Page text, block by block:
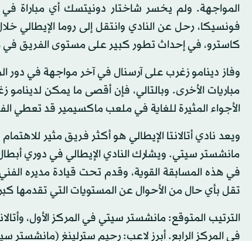
المواجهة. ولم يخسر شاختار دونيتسك أي مباراة في
فونسيكا، رحل عن النادي وانتقل إلى روما الإيطالي
كاسترو، في إحداث تطور كبير على مستوى الفريق في
وفاز دينامو زغرب على آرسنال في آخر مواجهة في دور
مباريات الأخرى. وبالتالي، فإن أقصى ما يمكن
الأجواء المثيرة للغاية في ملعب ماكسيمير قد تعطي
ويعد نادي أتالانتا الإيطالي هو أكثر فريق مثير
مانشستر سيتي. ويشارك النادي الإيطالي في دوري
في هذه المسابقة القوية، وقدم تحت قيادة مديره
تقل بأي حال من الأحوال عن المستويات التي تقدمها
الترتيب المتوقع: مانشستر سيتي في المركز الأول،
في المركز الرابع. أبرز لاعب: رحيم سترلينغ (مانشستر